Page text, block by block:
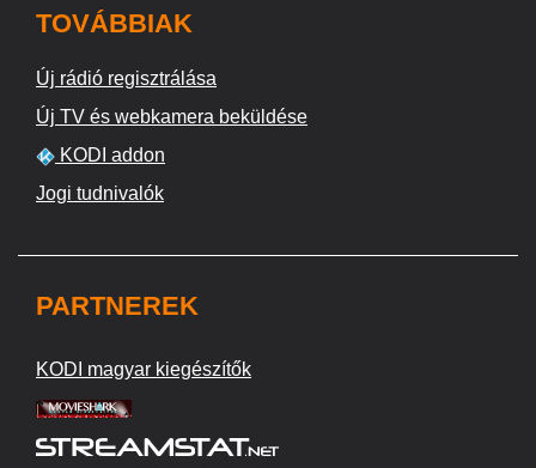
TOVÁBBIAK
Új rádió regisztrálása
Új TV és webkamera beküldése
KODI addon
Jogi tudnivalók
PARTNEREK
KODI magyar kiegészítők